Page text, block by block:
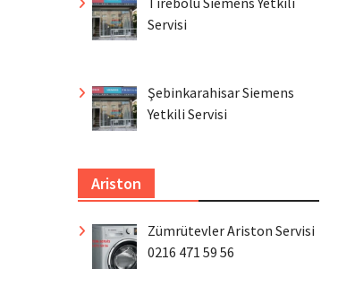
Servisi
Şebinkarahisar Siemens
Yetkili Servisi
Ariston
Zümrütevler Ariston Servisi
0216 471 59 56